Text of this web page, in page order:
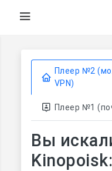
Плеер №2
VPN)
Плеер №1
Вы